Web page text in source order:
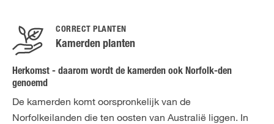
CORRECT PLANTEN
Kamerden planten
Herkomst - daarom wordt de kamerden ook Norfolk-den
genoemd
De kamerden komt oorspronkelijk van de
Norfolkeilanden die ten oosten van Australië liggen. In